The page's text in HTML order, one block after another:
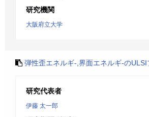
研究機関
大阪府立大学
弾性歪エネルギ-,界面エネルギ-の
研究代表者
伊藤 太一郎